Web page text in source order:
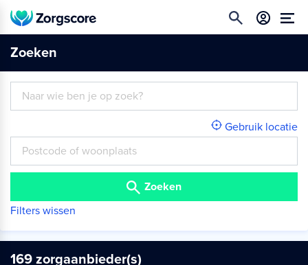
Zoeken
Gebruik locatie
Zoeken
Filters wissen
169 zorgaanbieder(s)